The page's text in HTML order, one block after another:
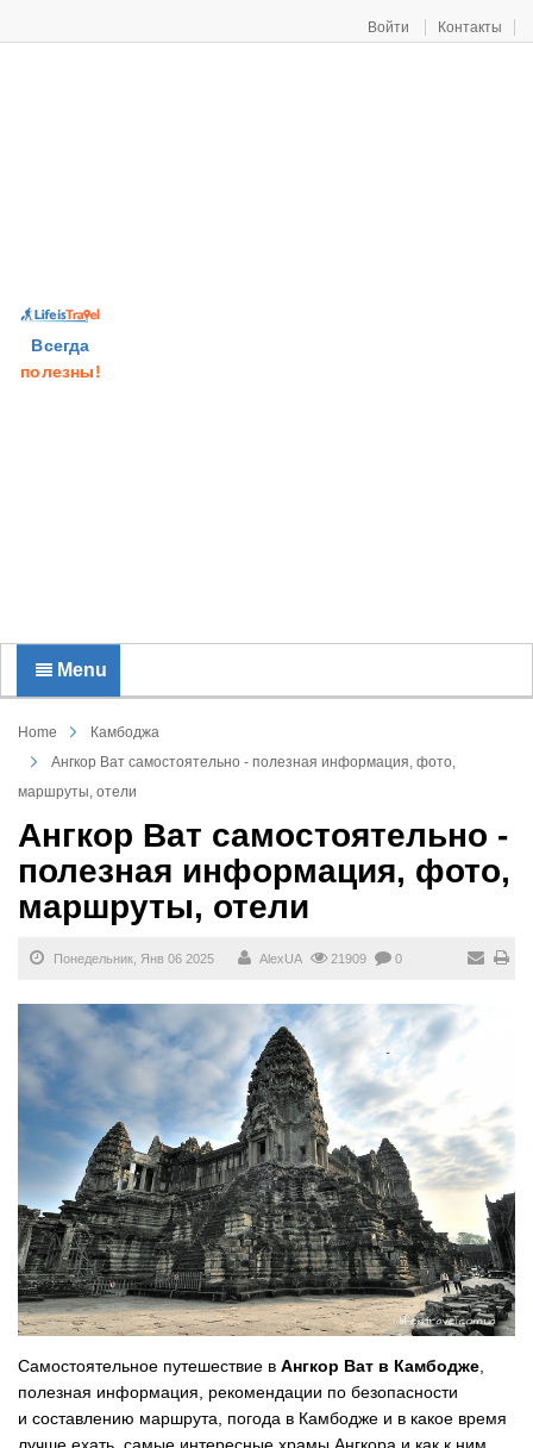
Войти Контакты
Всегда
полезны!
Menu
Home
Камбоджа
Ангкор Ват самостоятельно - полезная информация, фото,
маршруты, отели
Ангкор Ват самостоятельно -
полезная информация, фото,
маршруты, отели
Понедельник, Янв 06 2025 AlexUA 21909 0
Самостоятельное путешествие в Ангкор Ват в Камбодже
полезная информация, рекомендации по безопасности
и составлению маршрута, погода в Камбодже и в какое время